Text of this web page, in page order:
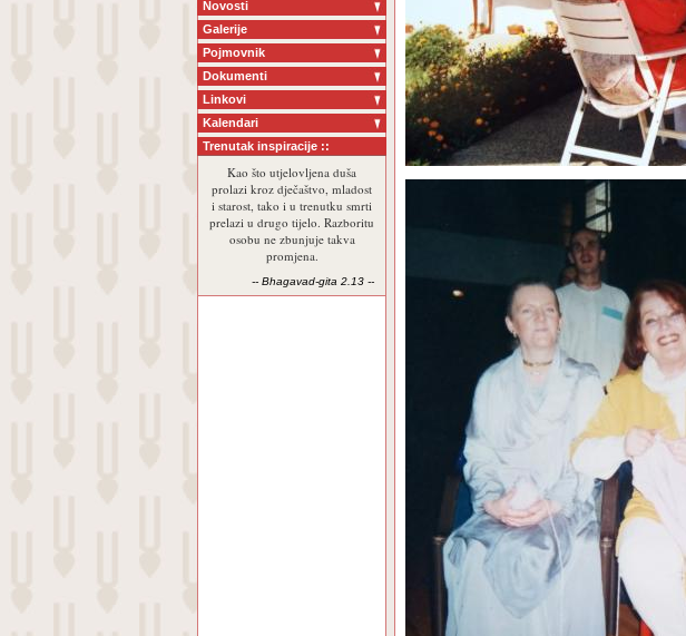
Novosti
Galerije
Pojmovnik
Dokumenti
Linkovi
Kalendari
Trenutak inspiracije ::
Kao što utjelovljena duša
prolazi kroz dječaštvo, mladost
i starost, tako i u trenutku smrti
prelazi u drugo tijelo. Razboritu
osobu ne zbunjuje takva
promjena.
-- Bhagavad-gita 2.13 --